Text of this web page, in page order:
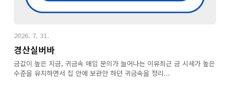
2026. 7. 31.
경산실버바
금값이 높은 지금, 귀금속 매입 문의가 늘어나는 이유최근 금 시세가 높은
수준을 유지하면서 집 안에 보관만 하던 귀금속을 정리...